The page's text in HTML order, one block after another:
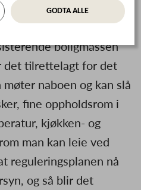
som et godt
boligmassen
det tilrettelagt for det
naboen og kan slå
fine oppholdsrom i
kjøkken- og
man kan leie ved
reguleringsplanen nå
og så blir det
GODTA ALLE